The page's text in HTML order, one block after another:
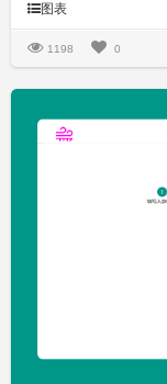
图表
1198 0